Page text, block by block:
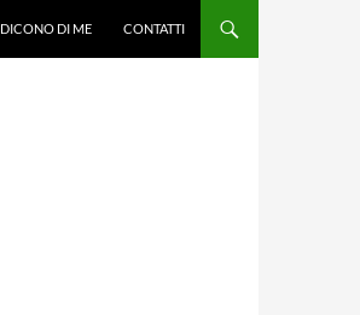
DICONO DI ME CONTATTI